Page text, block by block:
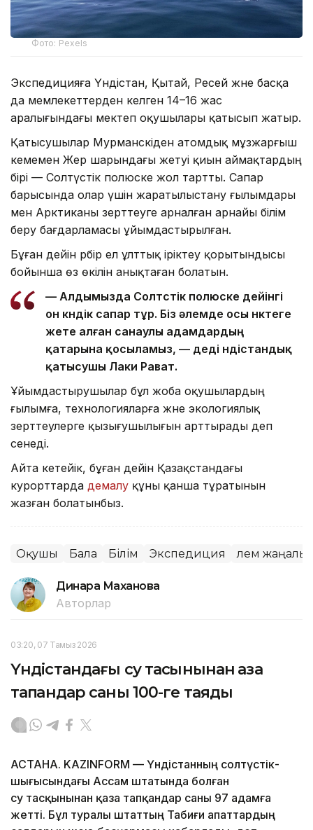
Фото: Pexels
Экспедицияға Үндістан, Қытай, Ресей және басқа
да мемлекеттерден келген 14–16 жас
аралығындағы мектеп оқушылары қатысып жатыр.
Қатысушылар Мурманскіден атомдық мұзжарғыш
кемемен Жер шарындағы жетуі қиын аймақтардың
бірі — Солтүстік полюске жол тартты. Сапар
барысында олар үшін жаратылыстану ғылымдары
мен Арктиканы зерттеуге арналған арнайы білім
беру бағдарламасы ұйымдастырылған.
Бұған дейін әрбір ел ұлттық іріктеу қорытындысы
бойынша өз өкілін анықтаған болатын.
— Алдымызда Солтүстік полюске дейінгі
он күндік сапар тұр. Біз әлемде осы нүктеге
жете алған санаулы адамдардың
қатарына қосыламыз, — деді үндістандық
қатысушы Лаки Рават.
Ұйымдастырушылар бұл жоба оқушылардың
ғылымға, технологияларға және экологиялық
зерттеулерге қызығушылығын арттырады деп
сенеді.
Айта кетейік, бұған дейін Қазақстандағы
курорттарда демалу құны қанша тұратынын
жазған болатынбыз.
Оқушы Бала Білім Экспедиция Әлем
Динара Маханова
Авторлар
03:20, 07 Тамыз 2026
Үндістандағы су тасқынынан қаза
тапқандар саны 100-ге таяды
АСТАНА. KAZINFORM — Үндістанның солтүстік-
шығысындағы Ассам штатында болған
су тасқынынан қаза тапқандар саны 97 адамға
жетті. Бұл туралы штаттың Табиғи апаттардың